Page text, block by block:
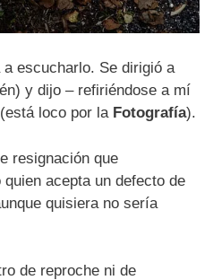
escucharlo. Se dirigió a
y dijo – refiriéndose a mí
(está loco por la Fotografía).
resignación que
acepta un defecto de
quisiera no sería
de reproche ni de